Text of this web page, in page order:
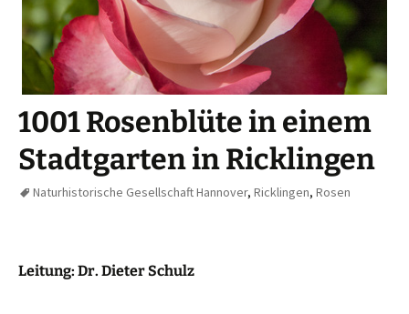
1001 Rosenblüte in einem
Stadtgarten in Ricklingen
Naturhistorische Gesellschaft Hannover, Ricklingen, Rosen
Leitung: Dr. Dieter Schulz